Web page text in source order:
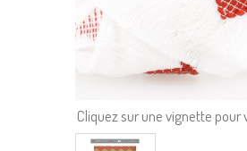
Cliquez sur une vignette pour